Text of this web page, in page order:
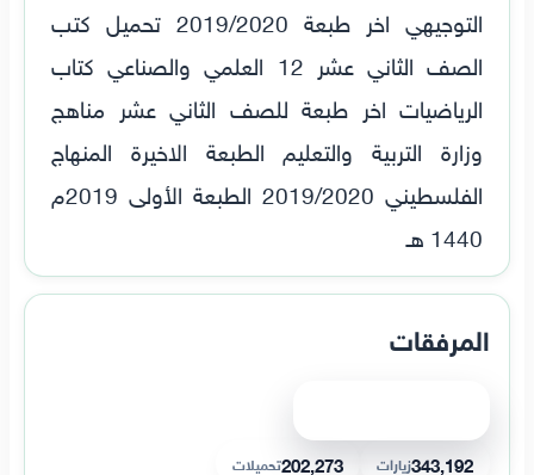
التوجيهي اخر طبعة 2019/2020 تحميل كتب
الصف الثاني عشر 12 العلمي والصناعي كتاب
الرياضيات اخر طبعة للصف الثاني عشر مناهج
وزارة التربية والتعليم الطبعة الاخيرة المنهاج
الفلسطيني 2019/2020 الطبعة الأولى 2019م
1440 هـ
المرفقات
343,192زيارات 202,273تحميلات